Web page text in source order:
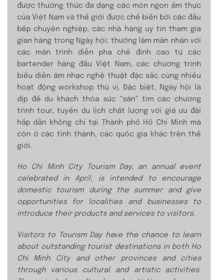
được thưởng thức đa dạng các món ngon ẩm thực
của Việt Nam và thế giới được chế biến bởi các đầu
bếp chuyên nghiệp, các nhà hàng uy tín tham gia
gian hàng trong Ngày hội; thưởng lãm mãn nhãn với
các màn trình diễn pha chế đỉnh cao từ các
bartender hàng đầu Việt Nam, các chương trình
biểu diễn âm nhạc nghệ thuật đặc sắc cùng nhiều
hoạt động workshop thú vị. Đặc biệt, Ngày hội là
dịp để du khách thỏa sức “săn” tìm các chương
trình tour, tuyến du lịch chất lượng với giá ưu đãi
hấp dẫn không chỉ tại Thành phố Hồ Chí Minh mà
còn ở các tỉnh thành, các quốc gia khác trên thế
giới.
Ho Chi Minh City Tourism Day, an annual event
celebrated in April, is intended to encourage
domestic tourism during the summer and give
opportunities for localities and businesses to
introduce their products and services to visitors.
Visitors to Tourism Day have the chance to learn
about outstanding tourist destinations in both Ho
Chi Minh City and other provinces and cities
through various cultural and artistic activities.